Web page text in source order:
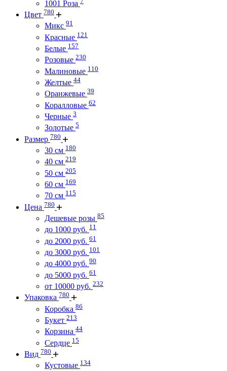
1001 Роза
Цвет 780
Микс 91
Красные 121
Белые 157
Розовые 230
Малиновые 110
Желтые 44
Оранжевые 39
Коралловые 62
Черные 3
Золотые 5
Размер 780
30 см 180
40 см 219
50 см 205
60 см 169
70 см 115
Цена 780
Дешевые розы 85
до 1000 руб. 11
до 2000 руб. 61
до 3000 руб. 101
до 4000 руб. 90
до 5000 руб. 61
от 10000 руб. 232
Упаковка 780
Коробка 86
Букет 213
Корзина 44
Сердце 15
Вид 780
Кустовые 134